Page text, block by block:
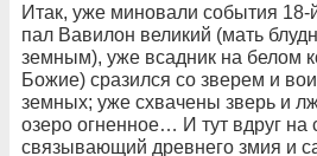
Итак, уже миновали события 18-
пал Вавилон великий (мать
земным), уже всадник на белом
Божие) сразился со зверем и
земных; уже схвачены зверь и
озеро огненное… И тут вдруг на
связывающий древнего змия и